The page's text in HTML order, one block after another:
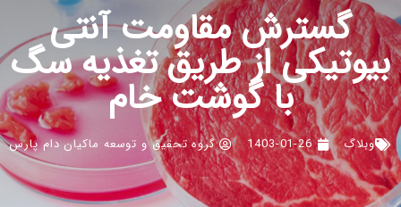
گسترش مقاومت آنتی
بیوتیکی از طریق تغذیه سگ
با گوشت خام
وبلاگ 1403-01-26 گروه تحقیق و توسعه ماکیان دام پارس